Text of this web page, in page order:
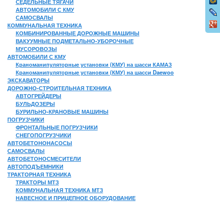
АВТОМОБИЛИ С КМУ
САМОСВАЛЫ
КОММУНАЛЬНАЯ ТЕХНИКА
КОМБИНИРОВАННЫЕ ДОРОЖНЫЕ МАШИНЫ
ВАКУУМНЫЕ ПОДМЕТАЛЬНО-УБОРОЧНЫЕ
МУСОРОВОЗЫ
АВТОМОБИЛИ С КМУ
Краноманипуляторные установки (КМУ) на шасси КАМАЗ
Краноманипуляторные установки (КМУ) на шасси Daewoo
ЭКСКАВАТОРЫ
ДОРОЖНО-СТРОИТЕЛЬНАЯ ТЕХНИКА
АВТОГРЕЙДЕРЫ
БУЛЬДОЗЕРЫ
БУРИЛЬНО-КРАНОВЫЕ МАШИНЫ
ПОГРУЗЧИКИ
ФРОНТАЛЬНЫЕ ПОГРУЗЧИКИ
СНЕГОПОГРУЗЧИКИ
АВТОБЕТОНОНАСОСЫ
САМОСВАЛЫ
АВТОБЕТОНОСМЕСИТЕЛИ
АВТОПОДЪЕМНИКИ
ТРАКТОРНАЯ ТЕХНИКА
ТРАКТОРЫ МТЗ
КОММУНАЛЬНАЯ ТЕХНИКА МТЗ
НАВЕСНОЕ И ПРИЦЕПНОЕ ОБОРУДОВАНИЕ